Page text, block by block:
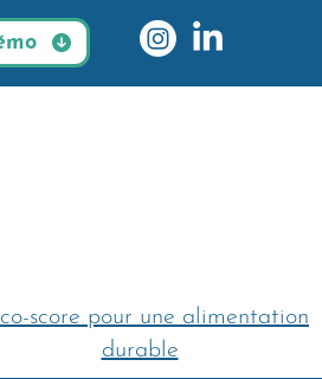
score pour une alimentation
durable